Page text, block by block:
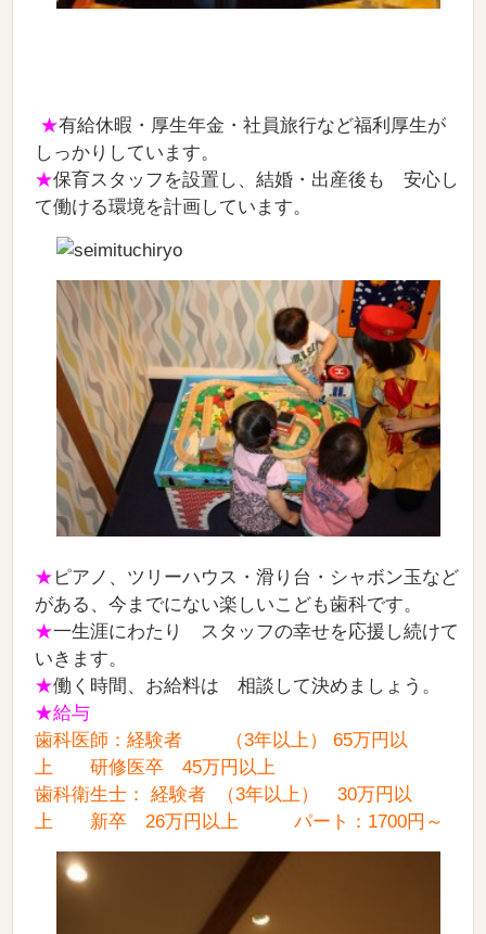
★有給休暇・厚生年金・社員旅行など福利厚生が
しっかりしています。
★保育スタッフを設置し、結婚・出産後も 安心し
て働ける環境を計画しています。
★ ピアノ、ツリーハウス・滑り台・シャボン玉など
がある、今までにない楽しいこども歯科です。
★一生涯にわたり スタッフの幸せを応援し続けて
いきます。
★働く時間、お給料は 相談して決めましょう。
★給与
歯科医師：経験者
（3年以上） 65万円以
上 研修医卒 45万円以上
歯科衛生士： 経験者 （3年以上） 30万円以
上 新卒 26万円以上 パート：1700円～